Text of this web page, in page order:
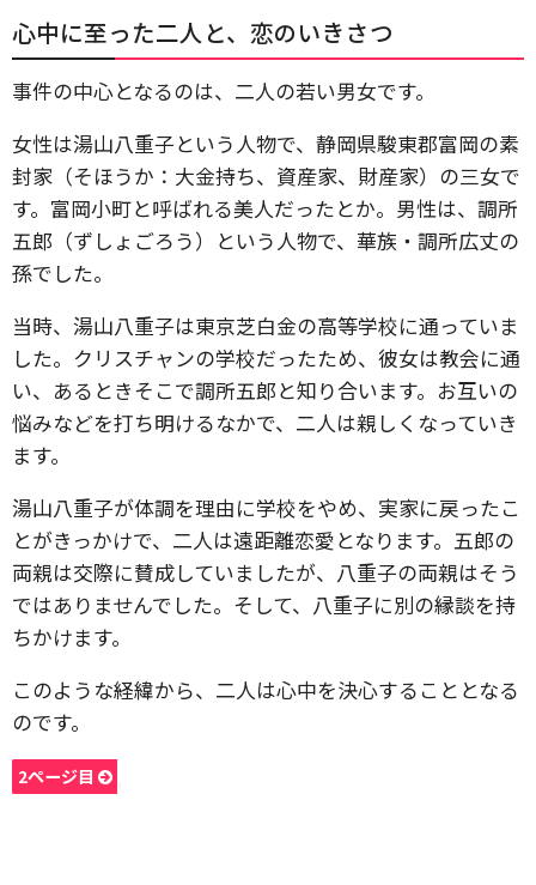
心中に至った二人と、恋のいきさつ
事件の中心となるのは、二人の若い男女です。
女性は湯山八重子という人物で、静岡県駿東郡富岡の素
封家（そほうか：大金持ち、資産家、財産家）の三女で
す。富岡小町と呼ばれる美人だったとか。男性は、調所
五郎（ずしょごろう）という人物で、華族・調所広丈の
孫でした。
当時、湯山八重子は東京芝白金の高等学校に通っていま
した。クリスチャンの学校だったため、彼女は教会に通
い、あるときそこで調所五郎と知り合います。お互いの
悩みなどを打ち明けるなかで、二人は親しくなっていき
ます。
湯山八重子が体調を理由に学校をやめ、実家に戻ったこ
とがきっかけで、二人は遠距離恋愛となります。五郎の
両親は交際に賛成していましたが、八重子の両親はそう
ではありませんでした。そして、八重子に別の縁談を持
ちかけます。
このような経緯から、二人は心中を決心することとなる
のです。
2ページ目